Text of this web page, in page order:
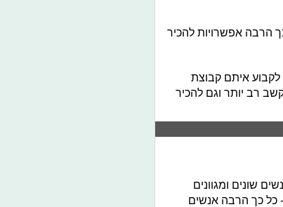
הרבה אפשרויות להכיר
איתם קבוצת
רב יותר וגם להכיר
שונים ומגוונים
כל כך הרבה אנשים